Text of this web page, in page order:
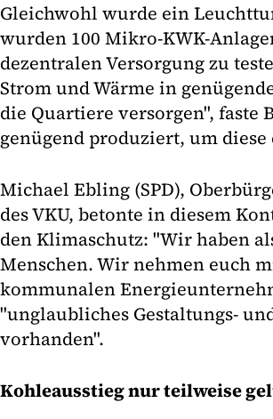
Gleichwohl wurde ein
wurden 100 Mikro-KWK-
dezentralen Versorgung zu
Strom und Wärme in
die Quartiere versorgen", faste
genügend produziert, um diese
Michael Ebling (SPD),
des VKU, betonte in diesem
den Klimaschutz: "Wir haben
Menschen. Wir nehmen euch
kommunalen
"unglaubliches Gestaltungs-
vorhanden".
Kohleausstieg nur teilweise